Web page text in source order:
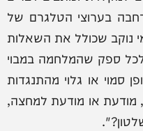
בערוצי הטלגרם של
נוקב שכולל את השאלות
ספק שהמלחמה במבוי
סמוי או גלוי מהתנגדות
מודעת או מודעת למחצה,